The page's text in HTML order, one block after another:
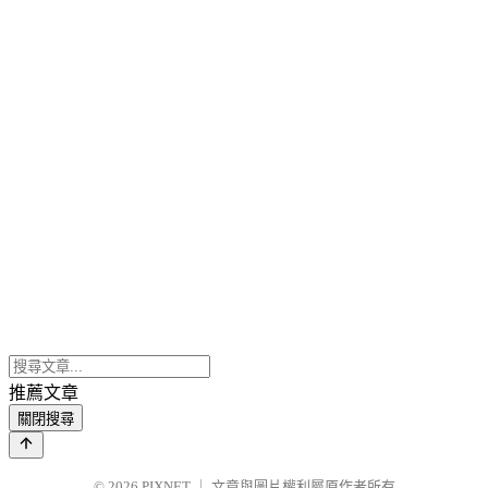
推薦文章
關閉搜尋